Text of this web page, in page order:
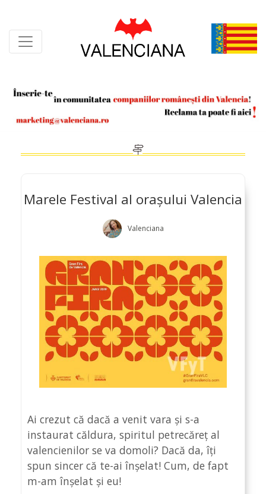
content
Marele Festival al orașului Valencia
Valenciana
Ai crezut că dacă a venit vara și s-a
instaurat căldura, spiritul petrecăreț al
valencienilor se va domoli? Dacă da, îți
spun sincer că te-ai înșelat! Cum, de fapt
m-am înșelat și eu!